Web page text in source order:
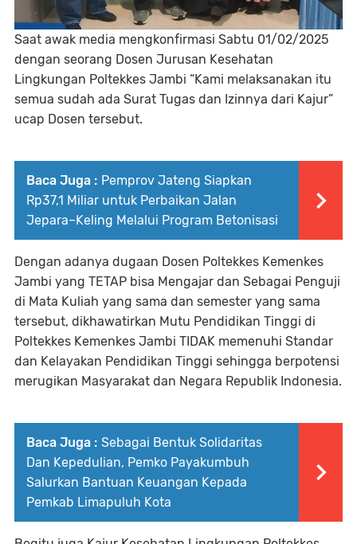
Saat awak media mengkonfirmasi Sabtu 01/02/2025
dengan seorang Dosen Jurusan Kesehatan
Lingkungan Poltekkes Jambi “Kami melaksanakan itu
semua sudah ada Surat Tugas dan Izinnya dari Kajur”
ucap Dosen tersebut.
Baca Juga : Pemprov Jateng Siapkan
Rp37,1 Miliar untuk Perbaikan Jalan
Jepara–Keling Melalui Program Betonisasi
Dengan adanya dugaan Dosen Poltekkes Kemenkes
Jambi yang TETAP bisa Mengajar dan Sebagai Penguji
di Mata Kuliah yang sama dan semester yang sama
tersebut, dikhawatirkan Mutu Pendidikan Tinggi di
Poltekkes Kemenkes Jambi TIDAK memenuhi Standar
dan Kelayakan Pendidikan Tinggi sehingga berpotensi
merugikan Masyarakat dan Negara Republik Indonesia.
Baca Juga : Sebagai Bentuk Solidaritas
Dan Kepedulian, Pemko Payakumbuh
Salurkan Bantuan Keuangan Kepada
Pemkab Limapuluh Kota